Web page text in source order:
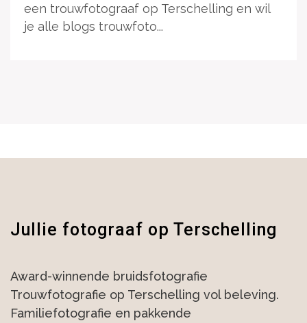
een trouwfotograaf op Terschelling en wil
je alle blogs trouwfoto...
Jullie fotograaf op Terschelling
Award-winnende bruidsfotografie
Trouwfotografie op Terschelling vol beleving.
Familiefotografie en pakkende